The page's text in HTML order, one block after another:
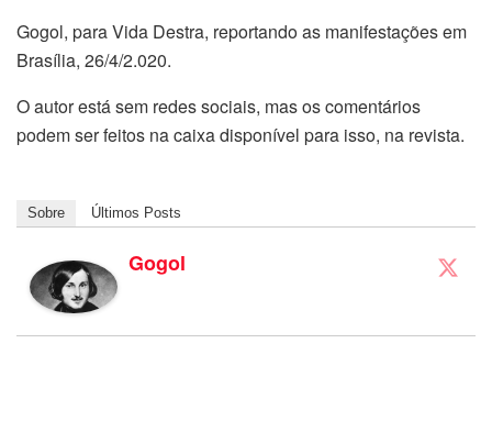
Gogol, para Vida Destra, reportando as manifestações em
Brasília, 26/4/2.020.
O autor está sem redes sociais, mas os comentários
podem ser feitos na caixa disponível para isso, na revista.
Sobre Últimos Posts
Gogol